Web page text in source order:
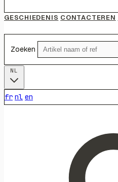
GESCHIEDENIS CONTACTEREN
Zoeken
fr nl en